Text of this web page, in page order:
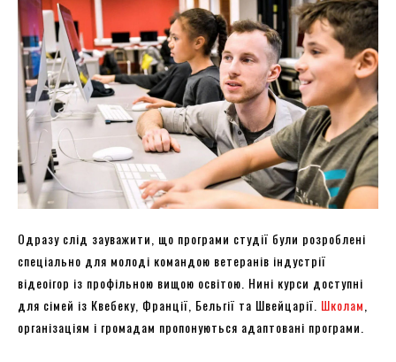
Одразу слід зауважити, що програми студії були розроблені
спеціально для молоді командою ветеранів індустрії
відеоігор із профільною вищою освітою. Нині курси доступні
для сімей із Квебеку, Франції, Бельгії та Швейцарії. Школам,
організаціям і громадам пропонуються адаптовані програми.